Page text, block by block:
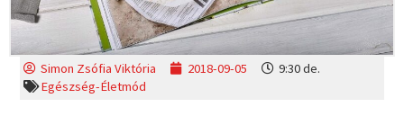
Simon Zsófia Viktória 2018-09-05
9:30 de.
Egészség-Életmód